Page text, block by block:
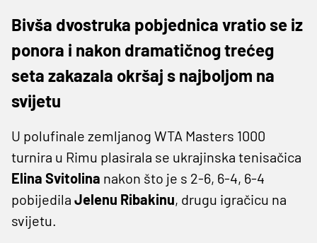
Bivša dvostruka pobjednica vratio se iz
ponora i nakon dramatičnog trećeg
seta zakazala okršaj s najboljom na
svijetu
U polufinale zemljanog WTA Masters 1000
turnira u Rimu plasirala se ukrajinska tenisačica
Elina Svitolina nakon što je s 2-6, 6-4, 6-4
pobijedila Jelenu Ribakinu, drugu igračicu na
svijetu.